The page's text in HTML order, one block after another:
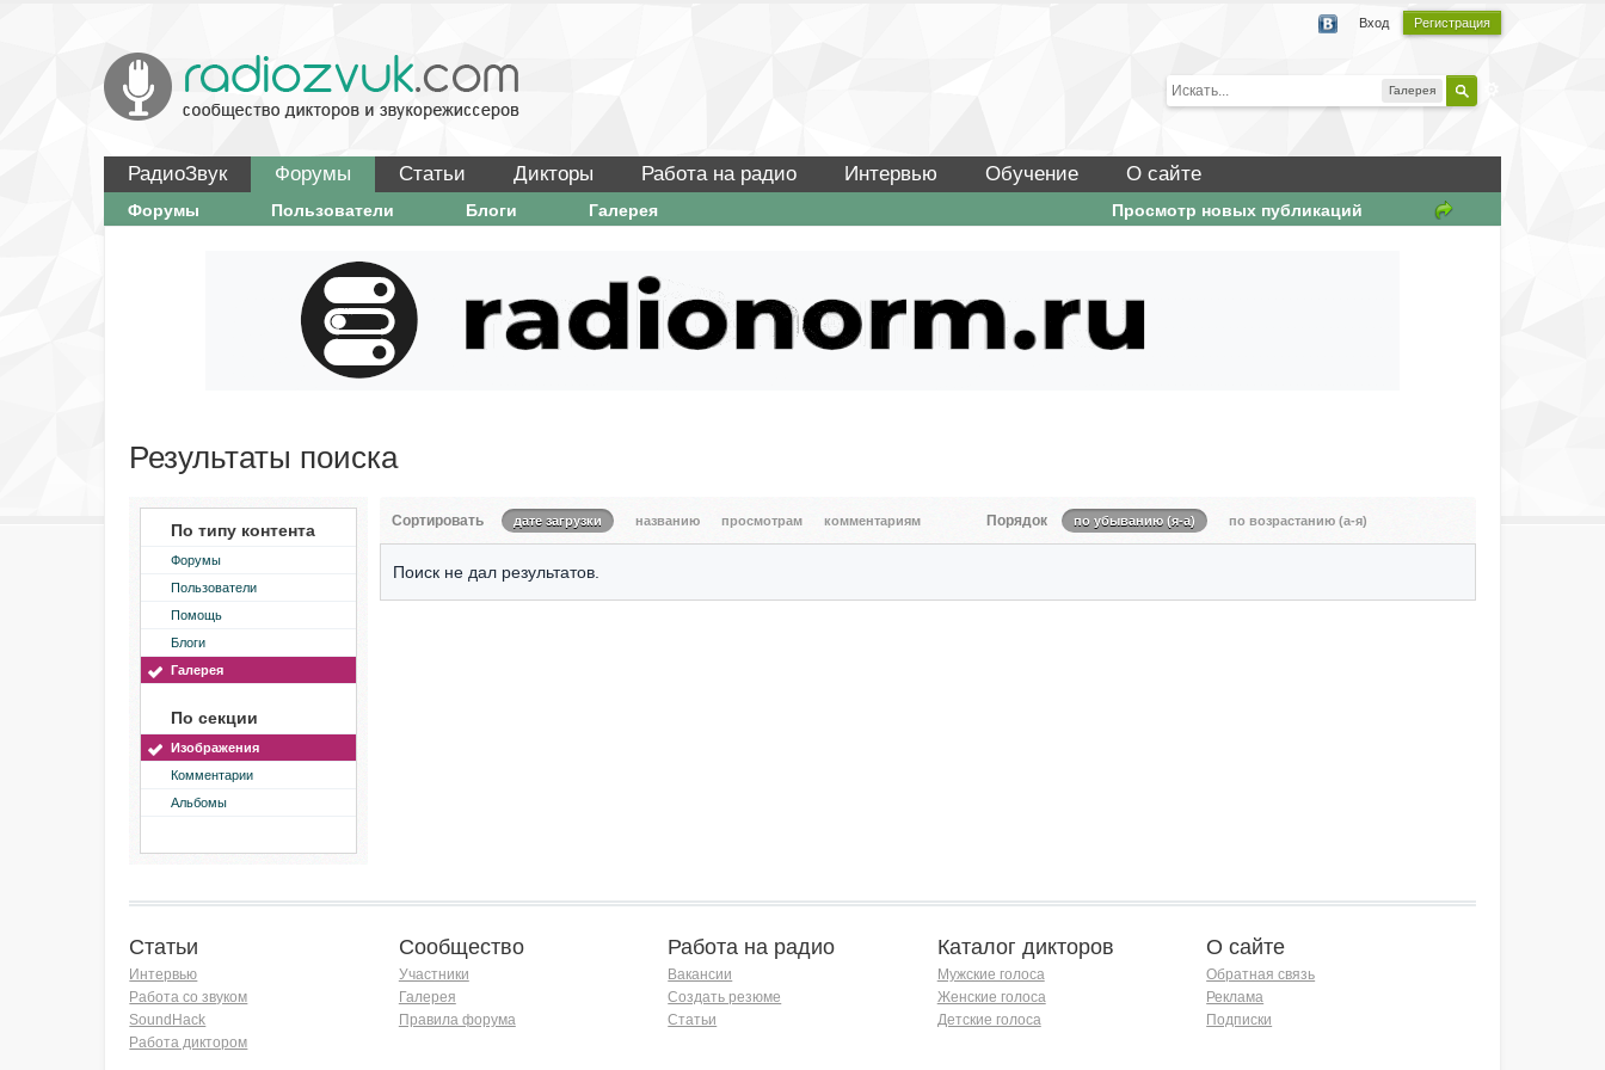
Вход Регистрация
Галерея
РадиоЗвук Форумы Статьи Дикторы Работа на радио Интервью Обучение О сайте
Просмотр новых публикаций
Форумы Пользователи Блоги Галерея
Результаты поиска
По типу контента
Форумы
Пользователи
Помощь
Блоги
Галерея
По секции
Изображения
Комментарии
Альбомы
Сортировать дате загрузки названию просмотрам комментариям Порядок по убыванию (я-а) по возрастанию (а-я)
Поиск не дал результатов.
Статьи
Интервью
Работа со звуком
SoundHack
Работа диктором
Сообщество
Участники
Галерея
Правила форума
Работа на радио
Вакансии
Создать резюме
Статьи
Каталог дикторов
Мужские голоса
Женские голоса
Детские голоса
О сайте
Обратная связь
Реклама
Подписки